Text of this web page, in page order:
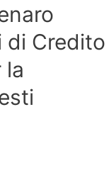
di Credito
la